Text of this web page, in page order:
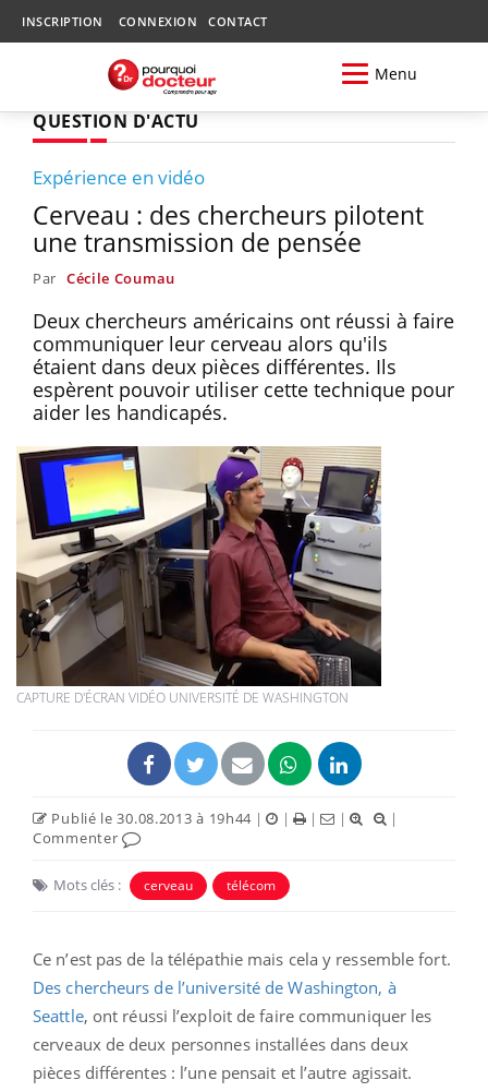
INSCRIPTION CONNEXION CONTACT
Menu
QUESTION D'ACTU
Expérience en vidéo
Cerveau : des chercheurs pilotent
une transmission de pensée
Par Cécile Coumau
Deux chercheurs américains ont réussi à faire
communiquer leur cerveau alors qu'ils
étaient dans deux pièces différentes. Ils
espèrent pouvoir utiliser cette technique pour
aider les handicapés.
CAPTURE D'ÉCRAN VIDÉO UNIVERSITÉ DE WASHINGTON
Publié le 30.08.2013 à 19h44 | | | |
|
Commenter
Mots clés : cerveau télécom
Ce n’est pas de la télépathie mais cela y ressemble fort.
Des chercheurs de l’université de Washington, à
Seattle, ont réussi l’exploit de faire communiquer les
cerveaux de deux personnes installées dans deux
pièces différentes : l’une pensait et l’autre agissait.